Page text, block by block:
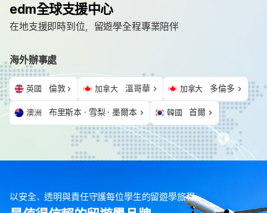
edm全球支援中心
在地支援即時到位，留遊學全程專業陪伴
海外辦事處
英國 倫敦 加拿大 溫哥華 加拿大 多倫多
澳洲 布里斯本 · 雪梨 · 墨爾本 韓國 首爾
以安全、透明與責任守護每位學生的留遊學旅程